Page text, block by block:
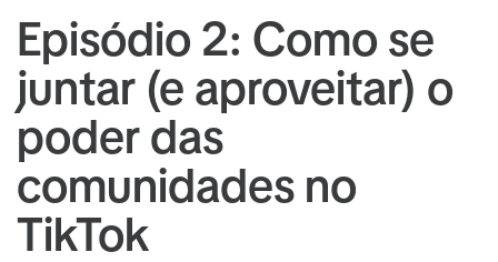
Episódio 2: Como se
juntar (e aproveitar) o
poder das
comunidades no
TikTok